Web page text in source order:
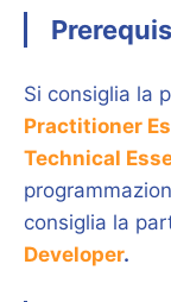
Si consiglia la
Practitioner
Technical
consiglia la
Developer.